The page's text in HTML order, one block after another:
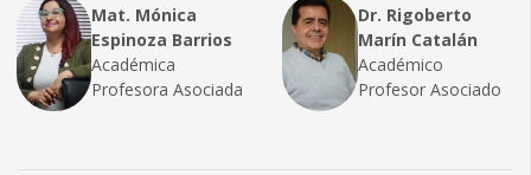
Mat. Mónica
Espinoza Barrios
Académica
Profesora Asociada
Dr. Rigoberto
Marín Catalán
Académico
Profesor Asociado